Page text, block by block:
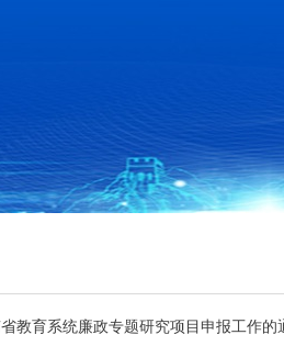
教育系统廉政专题研究项目申报工作的